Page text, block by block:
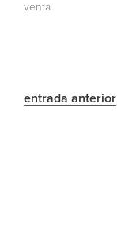
venta
entrada anterior